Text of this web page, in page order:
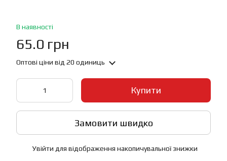
В наявності
65.0 грн
Оптові ціни від 20 одиниць
Купити
Замовити швидко
Увійти для відображення накопичувальної знижки